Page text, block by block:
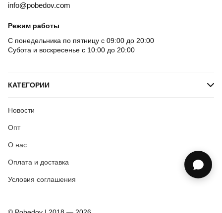
info@pobedov.com
Режим работы
С понедельника по пятницу с 09:00 до 20:00
Субота и воскресенье с 10:00 до 20:00
КАТЕГОРИИ
Новости
Опт
О нас
Оплата и доставка
Условия соглашения